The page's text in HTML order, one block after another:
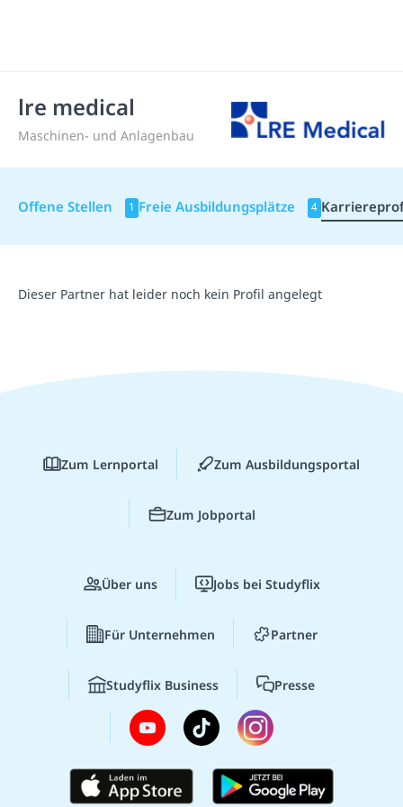
lre medical
Maschinen- und Anlagenbau
Offene Stellen 1 Freie Ausbildungsplätze 4
Dieser Partner hat leider noch kein Profil angelegt
Zum Lernportal Zum Ausbildungsportal
Zum Jobportal
Über uns Jobs bei Studyflix
Für Unternehmen Partner
Studyflix Business Presse